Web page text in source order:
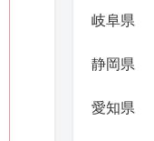
岐阜県
静岡県
愛知県